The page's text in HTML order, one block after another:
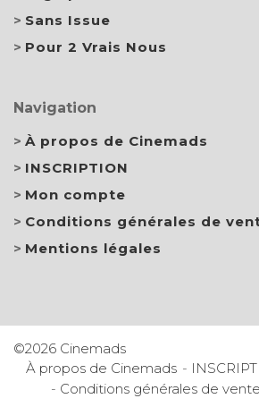
Sans Issue
Pour 2 Vrais Nous
Navigation
À propos de Cinemads
INSCRIPTION
Mon compte
Conditions générales de
Mentions légales
©2026 Cinemads
À propos de Cinemads
Conditions générales de vente